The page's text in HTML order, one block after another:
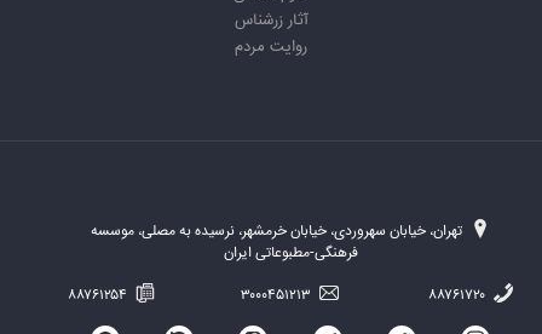
آثار زرشناس
روایت مردم
تهران، خیابان سهروردی، خیابان خرمشهر، نرسیده به مصلی، موسسه
فرهنگی-مطبوعاتی ایران